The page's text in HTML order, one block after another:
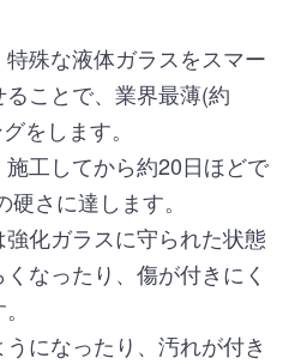
殊な液体ガラスをスマー
ことで、業界最薄(約
をします。
工してから約20日ほどで
さに達します。
化ガラスに守られた状態
なったり、傷が付きにく
になったり、汚れが付き